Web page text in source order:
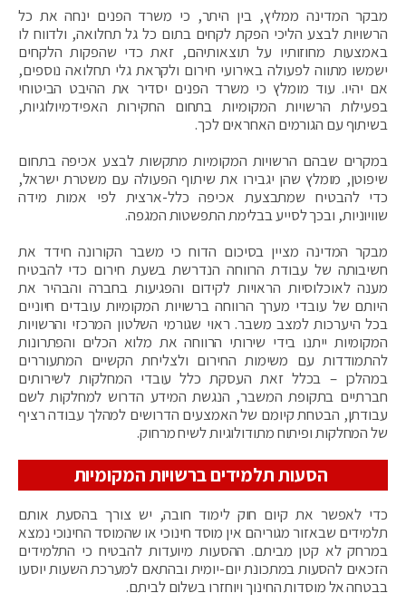
מבקר המדינה ממליץ, בין היתר, כי משרד הפנים ינחה את כל
הרשויות לבצע הליכי הפקת לקחים בתום כל גל תחלואה, ולדווח לו
באמצעות מחוזותיו על תוצאותיהם, זאת כדי שהפקות הלקחים
ישמשו מתווה לפעולה באירועי חירום ולקראת גלי תחלואה נוספים,
אם יהיו. עוד מומלץ כי משרד הפנים יסדיר את ההיבט הביטוחי
בפעילות הרשויות המקומיות בתחום החקירות האפידמיולוגיות,
בשיתוף עם הגורמים האחראים לכך.
במקרים שבהם הרשויות המקומיות מתקשות לבצע אכיפה בתחום
שיפוטן, מומלץ שהן יגבירו את שיתוף הפעולה עם משטרת ישראל,
כדי להבטיח שמתבצעת אכיפה כלל-ארצית לפי אמות מידה
שוויוניות, ובכך לסייע בבלימת התפשטות המגפה.
מבקר המדינה מציין בסיכום הדוח כי משבר הקורונה חידד את
חשיבותה של עבודת הרווחה הנדרשת בשעת חירום כדי להבטיח
מענה לאוכלוסיות הראויות לקידום והפגיעות בחברה והבהיר את
היותם של עובדי מערך הרווחה ברשויות המקומיות עובדים חיוניים
בכל היערכות למצב משבר. ראוי שגורמי השלטון המרכזי והרשויות
המקומיות ייתנו בידי שירותי הרווחה את מלוא הכלים והפתרונות
להתמודדות עם משימות החירום ולצליחת הקשיים המתעוררים
במהלכן – בכלל זאת העסקת כלל עובדי המחלקות לשירותים
חברתיים בתקופת המשבר, הנגשת המידע הדרוש למחלקות לשם
עבודתן, הבטחת קיומם של האמצעים הדרושים למהלך עבודה רציף
של המחלקות ופיתוח מתודולוגיות לשיח מרחוק.
הסעות תלמידים ברשויות המקומיות
כדי לאפשר את קיום חוק לימוד חובה, יש צורך בהסעת אותם
תלמידים שבאזור מגוריהם אין מוסד חינוכי או שהמוסד החינוכי נמצא
במרחק לא קטן מביתם. ההסעות מיועדות להבטיח כי התלמידים
הזכאים להסעות במתכונת יום-יומית ובהתאם למערכת השעות יוסעו
בבטחה אל מוסדות החינוך ויוחזרו בשלום לביתם.